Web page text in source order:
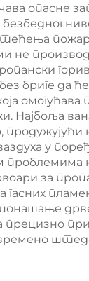
опасне
не
бриге да
омогућава
Најбоља
продужујући
у
за
понашање